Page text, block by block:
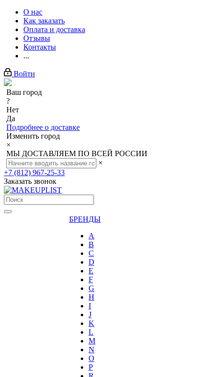
О нас
Как заказать
Оплата и доставка
Отзывы
Контакты
...
Войти
Ваш город
?
Нет
Да
Подробнее о доставке
Изменить город
×
МЫ ДОСТАВЛЯЕМ ПО ВСЕЙ РОССИИ
×
+7 (812) 967-25-33
Заказать звонок
БРЕНДЫ
A
B
C
D
E
F
G
H
I
J
K
L
M
N
O
P